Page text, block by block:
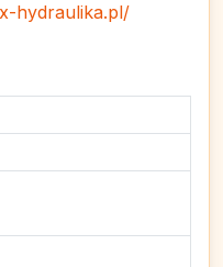
hydraulika.pl/